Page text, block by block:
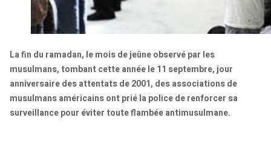
La fin du ramadan, le mois de jeûne observé par les
musulmans, tombant cette année le 11 septembre, jour
anniversaire des attentats de 2001, des associations de
musulmans américains ont prié la police de renforcer sa
surveillance pour éviter toute flambée antimusulmane.